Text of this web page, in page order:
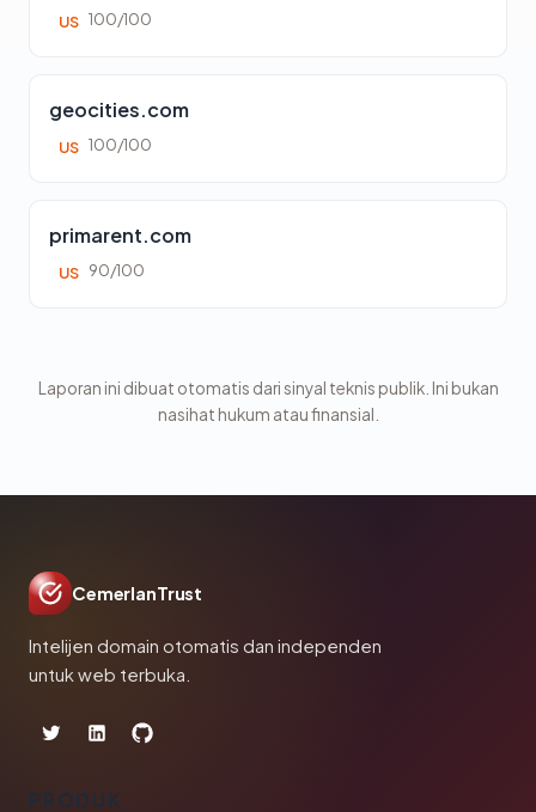
US 100/100
geocities.com
US 100/100
primarent.com
US 90/100
Laporan ini dibuat otomatis dari sinyal teknis publik. Ini bukan
nasihat hukum atau finansial.
CemerlanTrust
Intelijen domain otomatis dan independen
untuk web terbuka.
PRODUK